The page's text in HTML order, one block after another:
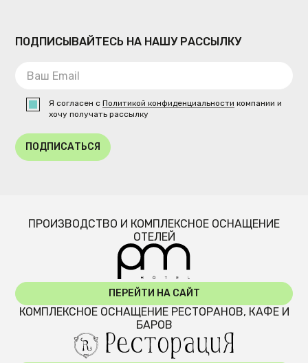
ПОДПИСЫВАЙТЕСЬ НА НАШУ РАССЫЛКУ
Я согласен сПолитикой конфиденциальности компании и
хочу получать рассылку
ПОДПИСАТЬСЯ
ПРОИЗВОДСТВО И КОМПЛЕКСНОЕ ОСНАЩЕНИЕ
ОТЕЛЕЙ
ПЕРЕЙТИ НА САЙТ
КОМПЛЕКСНОЕ ОСНАЩЕНИЕ РЕСТОРАНОВ, КАФЕ И
БАРОВ